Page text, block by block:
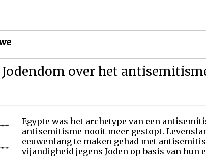
over het
Egypte was het archetype van een
antisemitisme nooit meer gestopt.
eeuwenlang te maken gehad met
vijandigheid jegens Joden op basis van hun